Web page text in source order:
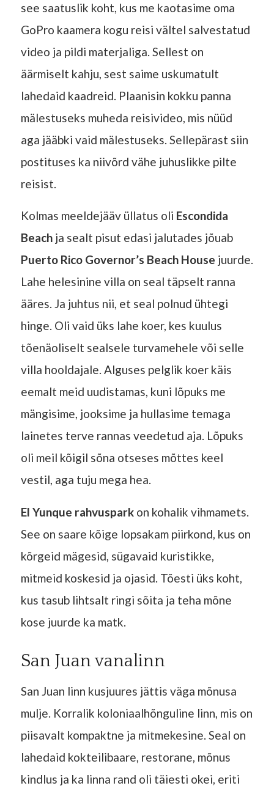
see saatuslik koht, kus me kaotasime oma
GoPro kaamera kogu reisi vältel salvestatud
video ja pildi materjaliga. Sellest on
äärmiselt kahju, sest saime uskumatult
lahedaid kaadreid. Plaanisin kokku panna
mälestuseks muheda reisivideo, mis nüüd
aga jääbki vaid mälestuseks. Sellepärast siin
postituses ka niivõrd vähe juhuslikke pilte
reisist.
Kolmas meeldejääv üllatus oli Escondida
Beachja sealt pisut edasi jalutades jõuab
Puerto Rico Governor’s Beach House juurde.
Lahe helesinine villa on seal täpselt ranna
ääres. Ja juhtus nii, et seal polnud ühtegi
hinge. Oli vaid üks lahe koer, kes kuulus
tõenäoliselt sealsele turvamehele või selle
villa hooldajale. Alguses pelglik koer käis
eemalt meid uudistamas, kuni lõpuks me
mängisime, jooksime ja hullasime temaga
lainetes terve rannas veedetud aja. Lõpuks
oli meil kõigil sõna otseses mõttes keel
vestil, aga tuju mega hea.
El Yunque rahvusparkon kohalik vihmamets.
See on saare kõige lopsakam piirkond, kus on
kõrgeid mägesid, sügavaid kuristikke,
mitmeid koskesid ja ojasid. Tõesti üks koht,
kus tasub lihtsalt ringi sõita ja teha mõne
kose juurde ka matk.
San Juan vanalinn
San Juan linn kusjuures jättis väga mõnusa
mulje. Korralik koloniaalhõnguline linn, mis on
piisavalt kompaktne ja mitmekesine. Seal on
lahedaid kokteilibaare, restorane, mõnus
kindlus ja ka linna rand oli täiesti okei, eriti